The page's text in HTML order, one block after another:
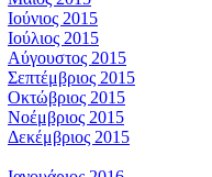
Ιούνιος 2015
Ιούλιος 2015
Αύγουστος 2015
Σεπτέμβριος 2015
Οκτώβριος 2015
Νοέμβριος 2015
Δεκέμβριος 2015